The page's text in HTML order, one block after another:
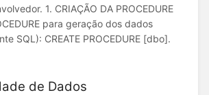
1. CRIAÇÃO DA PROCEDURE
para geração dos dados
SQL): CREATE PROCEDURE [dbo].
de Dados